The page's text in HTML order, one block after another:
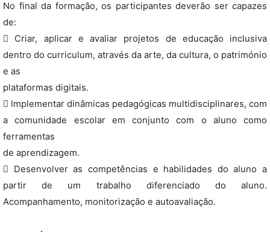
No final da formação, os participantes deverão ser capazes
de:
 Criar, aplicar e avaliar projetos de educação inclusiva
dentro do curriculum, através da arte, da cultura, o património
e as
plataformas digitais.
 Implementar dinâmicas pedagógicas multidisciplinares, com
a comunidade escolar em conjunto com o aluno como
ferramentas
de aprendizagem.
 Desenvolver as competências e habilidades do aluno a
partir de um trabalho diferenciado do aluno.
Acompanhamento, monitorização e autoavaliação.